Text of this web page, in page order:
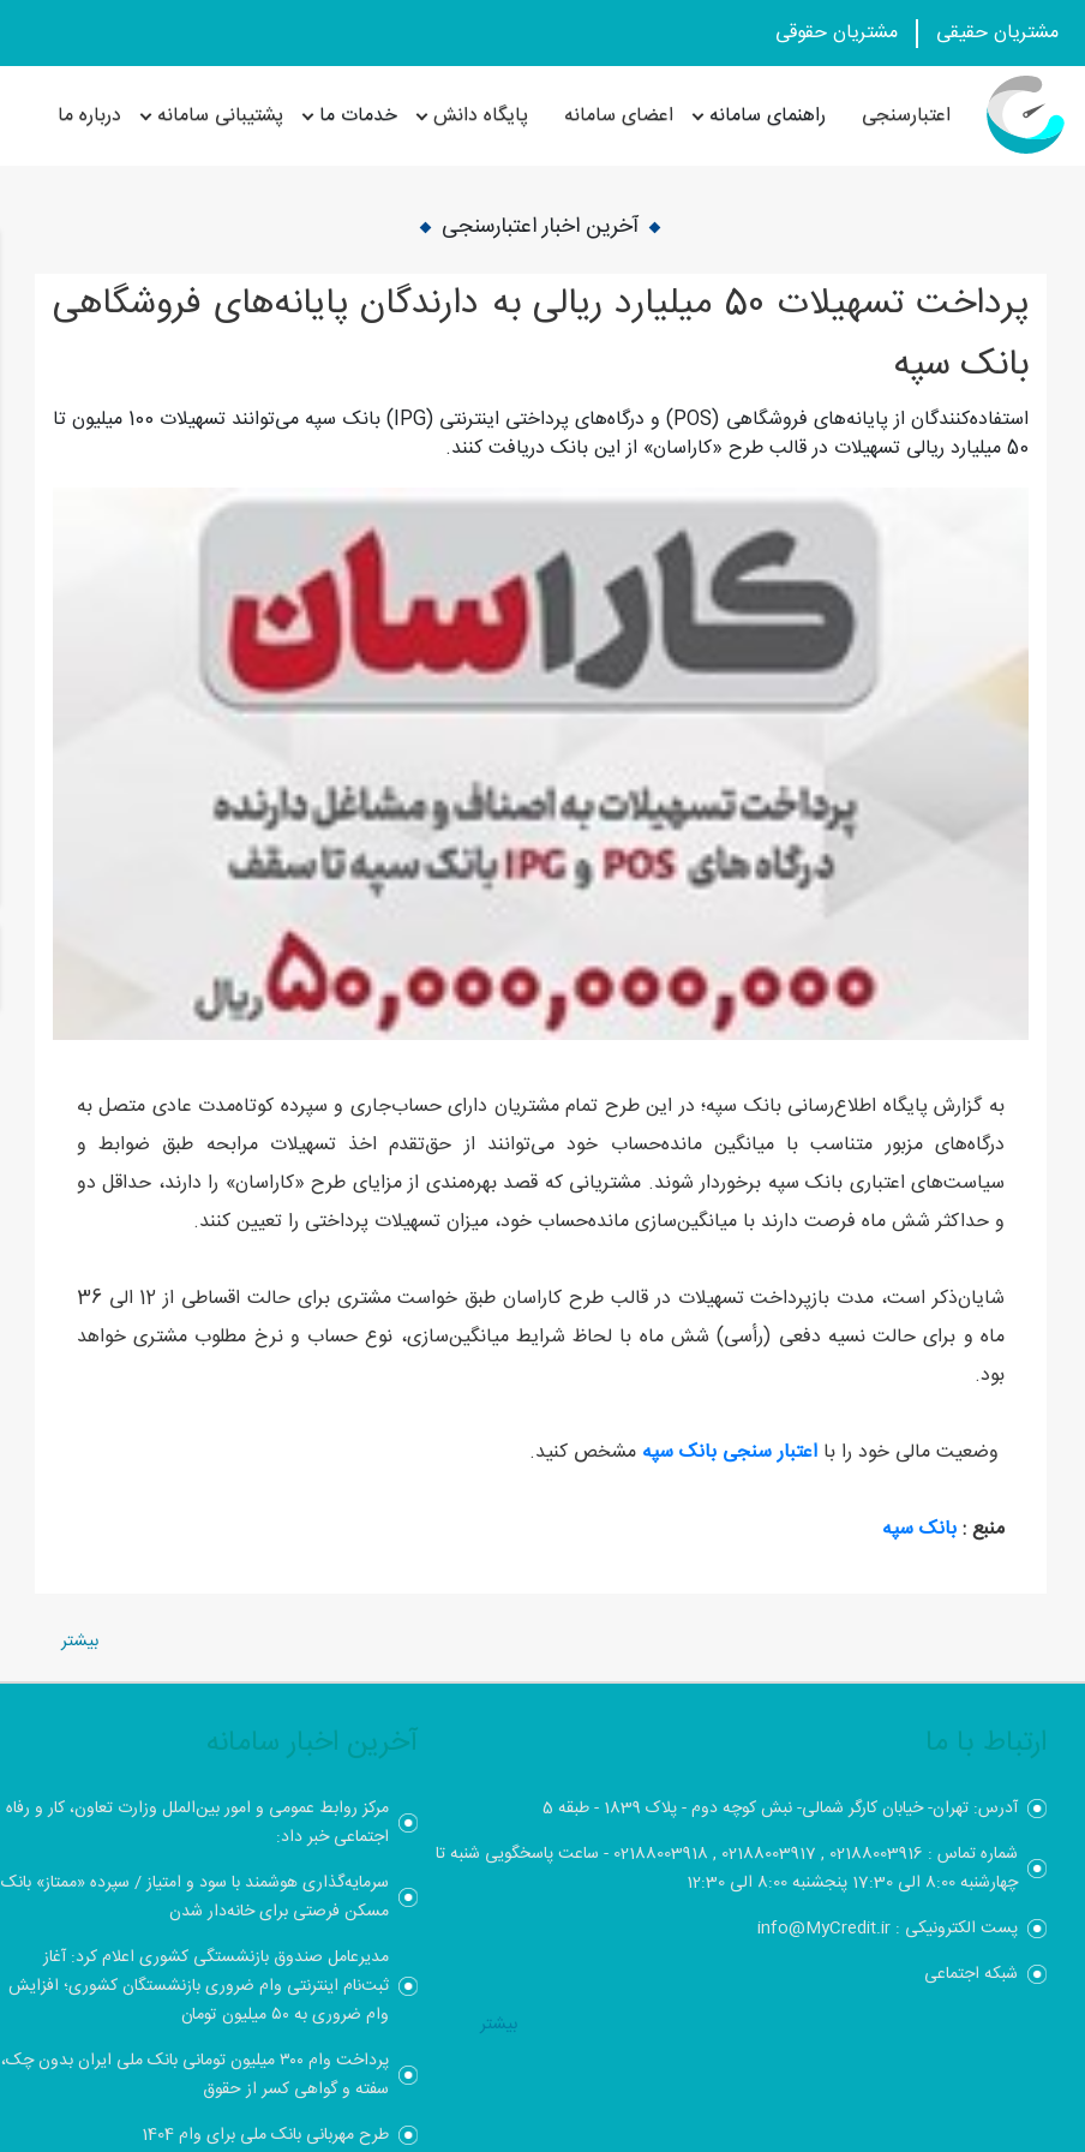
مشتریان حقیقی مشتریان حقوقی
اعتبارسنجی راهنمای سامانه اعضای سامانه پایگاه دانش خدمات ما پشتیبانی سامانه درباره ما
آخرین اخبار اعتبارسنجی
پرداخت تسهیلات 50 میلیارد ریالی به دارندگان پایانه‌های فروشگاهی
بانک سپه
استفاده‌کنندگان از پایانه‌های فروشگاهی (POS) و درگاه‌های پرداختی اینترنتی (IPG) بانک سپه می‌توانند تسهیلات 100 میلیون تا
50 میلیارد ریالی تسهیلات در قالب طرح «کاراسان» از این بانک دریافت کنند.
به گزارش پایگاه اطلاع‌رسانی بانک سپه؛ در این طرح تمام مشتریان دارای حساب‌جاری و سپرده کوتاه‌مدت عادی متصل به
درگاه‌های مزبور متناسب با میانگین مانده‌حساب خود می‌توانند از حق‌تقدم اخذ تسهیلات مرابحه طبق ضوابط و
سیاست‌های اعتباری بانک سپه برخوردار شوند. مشتریانی که قصد بهره‌مندی از مزایای طرح «کاراسان» را دارند، حداقل دو
و حداکثر شش ماه فرصت دارند با میانگین‌سازی مانده‌حساب خود، میزان تسهیلات پرداختی را تعیین کنند.
شایان‌ذکر است، مدت بازپرداخت تسهیلات در قالب طرح کاراسان طبق خواست مشتری برای حالت اقساطی از 12 الی 36
ماه و برای حالت نسیه دفعی (رأسی) شش ماه با لحاظ شرایط میانگین‌سازی، نوع حساب و نرخ مطلوب مشتری خواهد
بود.
وضعیت مالی خود را با اعتبار سنجی بانک سپه مشخص کنید.
منبع :بانک سپه
بيشتر
ارتباط با ما
آدرس: تهران- خیابان کارگر شمالی- نبش کوچه دوم - پلاک 1839 - طبقه 5
شماره تماس : 02188003916 , 02188003917 , 02188003918 - ساعت پاسخگویی شنبه تا
چهارشنبه 8:00 الی 17:30 پنجشنبه 8:00 الی 12:30
پست الکترونیکی : info@MyCredit.ir
شبکه اجتماعی
بيشتر
آخرین اخبار سامانه
مرکز روابط عمومی و امور بین‌الملل وزارت تعاون، کار و رفاه
اجتماعی خبر داد:
سرمایه‌گذاری هوشمند با سود و امتیاز / سپرده «ممتاز» بانک
مسکن فرصتی برای خانه‌دار شدن
مدیرعامل صندوق بازنشستگی کشوری اعلام کرد: آغاز
ثبت‌نام اینترنتی وام ضروری بازنشستگان کشوری؛ افزایش
وام ضروری به ۵۰ میلیون تومان
پرداخت وام ۳۰۰ میلیون تومانی بانک ملی ایران بدون چک،
سفته و گواهی کسر از حقوق
طرح مهربانی بانک ملی برای وام 1404